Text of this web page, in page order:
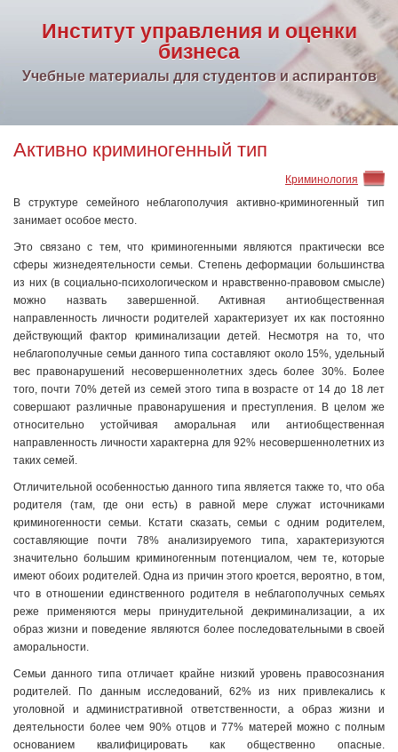
Институт управления и оценки
бизнеса
Учебные материалы для студентов и аспирантов
Активно криминогенный тип
Криминология
В структуре семейного неблагополучия активно-криминогенный тип
занимает особое место.
Это связано с тем, что криминогенными являются практически все
сферы жизнедеятельности семьи. Степень деформации большинства
из них (в социально-психологическом и нравственно-правовом смысле)
можно назвать завершенной. Активная антиобщественная
направленность личности родителей характеризует их как постоянно
действующий фактор криминализации детей. Несмотря на то, что
неблагополучные семьи данного типа составляют около 15%, удельный
вес правонарушений несовершеннолетних здесь более 30%. Более
того, почти 70% детей из семей этого типа в возрасте от 14 до 18 лет
совершают различные правонарушения и преступления. В целом же
относительно устойчивая аморальная или антиобщественная
направленность личности характерна для 92% несовершеннолетних из
таких семей.
Отличительной особенностью данного типа является также то, что оба
родителя (там, где они есть) в равной мере служат источниками
криминогенности семьи. Кстати сказать, семьи с одним родителем,
составляющие почти 78% анализируемого типа, характеризуются
значительно большим криминогенным потенциалом, чем те, которые
имеют обоих родителей. Одна из причин этого кроется, вероятно, в том,
что в отношении единственного родителя в неблагополучных семьях
реже применяются меры принудительной декриминализации, а их
образ жизни и поведение являются более последовательными в своей
аморальности.
Семьи данного типа отличает крайне низкий уровень правосознания
родителей. По данным исследований, 62% из них привлекались к
уголовной и административной ответственности, а образ жизни и
деятельности более чем 90% отцов и 77% матерей можно с полным
основанием квалифицировать как общественно опасные.